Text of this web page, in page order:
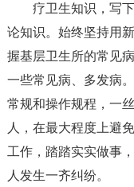
疗卫生知识，写
论知识。始终坚持用
握基层卫生所的常见
一些常见病、多发病
常规和操作规程，一
人，在最大程度上避
工作，踏踏实实做事
人发生一齐纠纷。